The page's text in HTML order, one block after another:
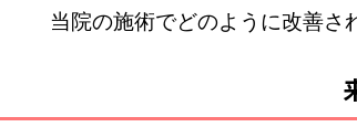
当院の施術でどのように改善さ